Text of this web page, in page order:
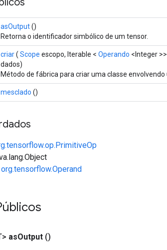
asOutput()
Retorna o identificador simbólico de um tensor.
criar( Scope escopo, Iterable < Operando <Integer
dados)
Método de fábrica para criar uma classe
mesclado ()
org.tensorflow.Operand
asOutput ()